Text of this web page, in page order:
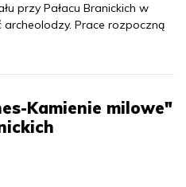
przy Pałacu Branickich w
archeolodzy. Prace rozpoczną
Kamienie milowe"